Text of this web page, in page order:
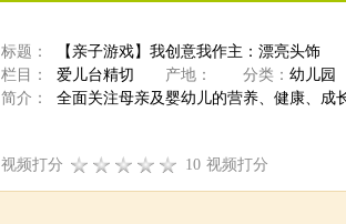
标题：
【亲子游戏】我创意我作主：漂亮头饰
栏目：
爱儿台精切 产地： 分类： 幼儿园
简介：
全面关注母亲及婴幼儿的营养、健康、成
视频打分 10 视频打分